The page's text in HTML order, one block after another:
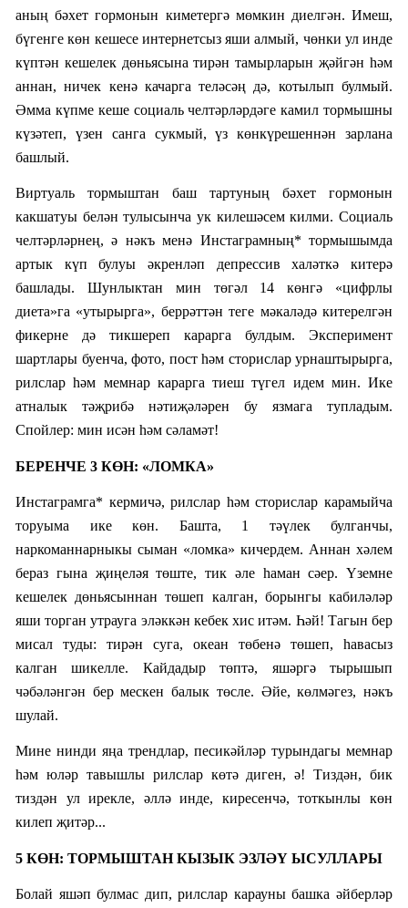
аның бәхет гормонын киметергә мөмкин диелгән. Имеш,
бүгенге көн кешесе интернетсыз яши алмый, чөнки ул инде
күптән кешелек дөньясына тирән тамырларын җәйгән һәм
аннан, ничек кенә качарга теләсәң дә, котылып булмый.
Әмма күпме кеше социаль челтәрләрдәге камил тормышны
күзәтеп, үзен санга сукмый, үз көнкүрешеннән зарлана
башлый.
Виртуаль тормыштан баш тартуның бәхет гормонын
какшатуы белән тулысынча ук килешәсем килми. Социаль
челтәрләрнең, ә нәкъ менә Инстаграмның* тормышымда
артык күп булуы әкренләп депрессив халәткә китерә
башлады. Шунлыктан мин төгәл 14 көнгә «цифрлы
диета»га «утырырга», беррәттән теге мәкаләдә китерелгән
фикерне дә тикшереп карарга булдым. Эксперимент
шартлары буенча, фото, пост һәм сторислар урнаштырырга,
рилслар һәм мемнар карарга тиеш түгел идем мин. Ике
атналык тәҗрибә нәтиҗәләрен бу язмага тупладым.
Спойлер: мин исән һәм сәламәт!
БЕРЕНЧЕ 3 КӨН: «ЛОМКА»
Инстаграмга* кермичә, рилслар һәм сторислар карамыйча
торуыма ике көн. Башта, 1 тәүлек булганчы,
наркоманнарныкы сыман «ломка» кичердем. Аннан хәлем
бераз гына җиңеләя төште, тик әле һаман сәер. Үземне
кешелек дөньясыннан төшеп калган, борынгы кабиләләр
яши торган утрауга эләккән кебек хис итәм. Һәй! Тагын бер
мисал туды: тирән суга, океан төбенә төшеп, һавасыз
калган шикелле. Кайдадыр төптә, яшәргә тырышып
чәбәләнгән бер мескен балык төсле. Әйе, көлмәгез, нәкъ
шулай.
Мине нинди яңа трендлар, песикәйләр турындагы мемнар
һәм юләр тавышлы рилслар көтә диген, ә! Тиздән, бик
тиздән ул ирекле, әллә инде, киресенчә, тоткынлы көн
килеп җитәр...
5 КӨН: ТОРМЫШТАН КЫЗЫК ЭЗЛӘҮ ЫСУЛЛАРЫ
Болай яшәп булмас дип, рилслар карауны башка әйберләр